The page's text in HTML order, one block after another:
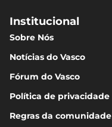
Institucional
Sobre Nós
Notícias do Vasco
Fórum do Vasco
Política de privacidade
Regras da comunidade